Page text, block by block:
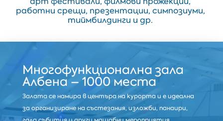
работни срещи, презентации, симпозиуми,
тиймбилдинги и др.
Многофункционална зала
Албена – 1000 места
Залата се намира в центъра на курорта и е идеална
за организиране на състезания, изложби, панаири,